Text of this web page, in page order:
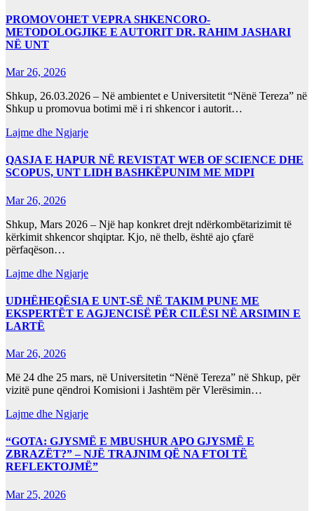
PROMOVOHET VEPRA SHKENCORO-
METODOLOGJIKE E AUTORIT DR. RAHIM JASHARI
NË UNT
Mar 26, 2026
Shkup, 26.03.2026 – Në ambientet e Universitetit “Nënë Tereza” në
Shkup u promovua botimi më i ri shkencor i autorit…
Lajme dhe Ngjarje
QASJA E HAPUR NË REVISTAT WEB OF SCIENCE DHE
SCOPUS, UNT LIDH BASHKËPUNIM ME MDPI
Mar 26, 2026
Shkup, Mars 2026 – Një hap konkret drejt ndërkombëtarizimit të
kërkimit shkencor shqiptar. Kjo, në thelb, është ajo çfarë
përfaqëson…
Lajme dhe Ngjarje
UDHËHEQËSIA E UNT-SË NË TAKIM PUNE ME
EKSPERTËT E AGJENCISË PËR CILËSI NË ARSIMIN E
LARTË
Mar 26, 2026
Më 24 dhe 25 mars, në Universitetin “Nënë Tereza” në Shkup, për
vizitë pune qëndroi Komisioni i Jashtëm për Vlerësimin…
Lajme dhe Ngjarje
“GOTA: GJYSMË E MBUSHUR APO GJYSMË E
ZBRAZËT?” – NJË TRAJNIM QË NA FTOI TË
REFLEKTOJMË”
Mar 25, 2026